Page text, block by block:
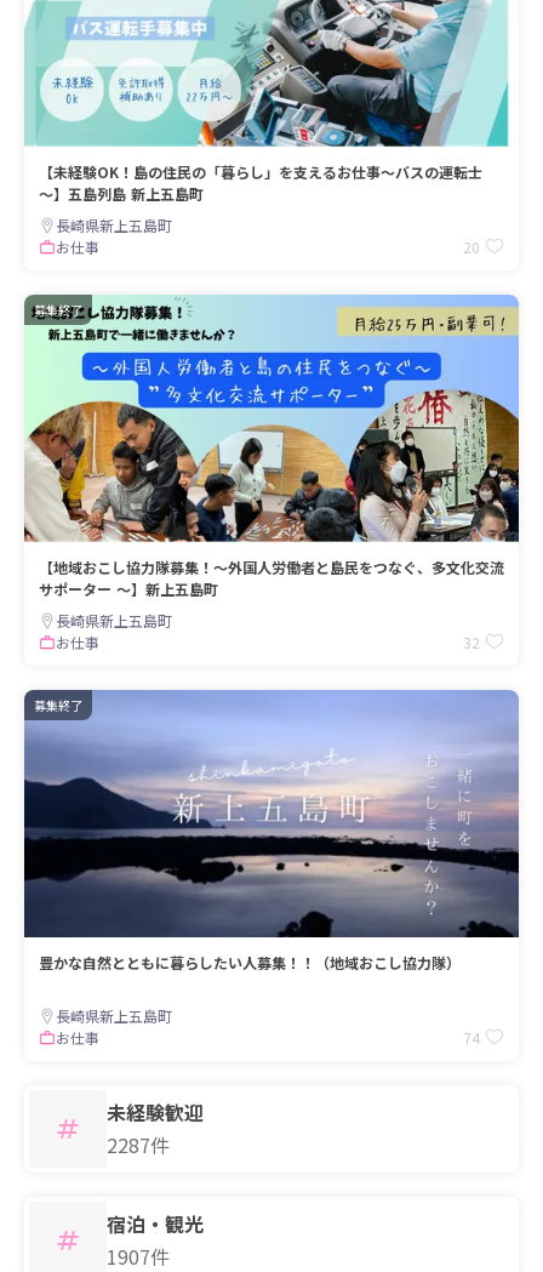
【未経験OK！島の住民の「暮らし」を支えるお仕事～バスの運転士
～】五島列島 新上五島町
長崎県新上五島町
お仕事
20
募集終了
【地域おこし協力隊募集！～外国人労働者と島民をつなぐ、多文化交流
サポーター ～】新上五島町
長崎県新上五島町
お仕事
32
募集終了
豊かな自然とともに暮らしたい人募集！！（地域おこし協力隊）
長崎県新上五島町
お仕事
74
未経験歓迎
2287件
宿泊・観光
1907件